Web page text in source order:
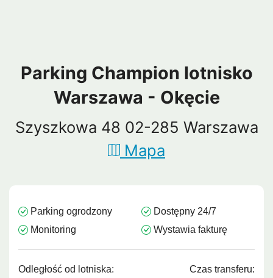
Parking Champion lotnisko
Warszawa - Okęcie
Szyszkowa 48 02-285 Warszawa
Mapa
Parking ogrodzony
Monitoring
Dostępny 24/7
Wystawia fakturę
Odległość od lotniska: Czas transferu: